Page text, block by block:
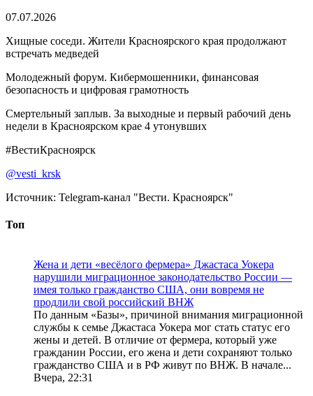
07.07.2026
Хищные соседи. Жители Красноярского края продолжают
встречать медведей
Молодежный форум. Кибермошенники, финансовая
безопасность и цифровая грамотность
Смертельный заплыв. За выходные и первый рабочий день
недели в Красноярском крае 4 утонувших
#ВестиКрасноярск
@vesti_krsk
Источник: Telegram-канал "Вести. Красноярск"
Топ
Жена и дети «весёлого фермера» Джастаса Уокера
нарушили миграционное законодательство России —
имея только гражданство США, они вовремя не
продлили свой российский ВНЖ
По данным «Базы», причиной внимания миграционной
службы к семье Джастаса Уокера мог стать статус его
жены и детей. В отличие от фермера, который уже
гражданин России, его жена и дети сохраняют только
гражданство США и в РФ живут по ВНЖ. В начале...
Вчера, 22:31